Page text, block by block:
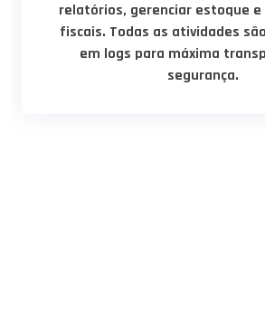
relatórios, gerenciar estoque
fiscais. Todas as atividades
em logs para máxima
segurança.